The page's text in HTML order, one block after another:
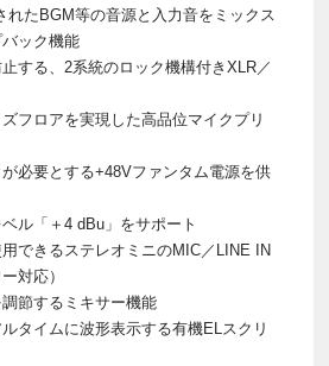
れたBGM等の音源と入力音をミックス
ック機能
する、2系統のロック機構付きXLR／
フロアを実現した高品位マイクプリ
が必要とする+48Vファンタム電源を供
ル「＋4 dBu」をサポート
できるステレオミニのMIC／LINE IN
対応）
節するミキサー機能
タイムに波形表示する有機ELスクリ